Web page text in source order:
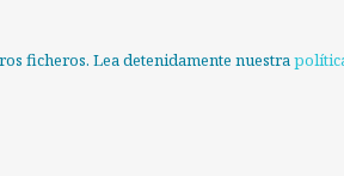
ficheros. Lea detenidamente nuestra